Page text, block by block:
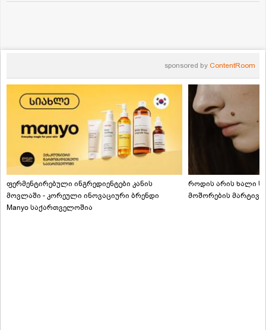
sponsored by ContentRoom
ფერმენტირებული ინგრედიენტები კანის
მოვლაში - კორეული ინოვაციური ბრენდი
Manyo საქართველოშია
როდის არის ხალი
მოშორების